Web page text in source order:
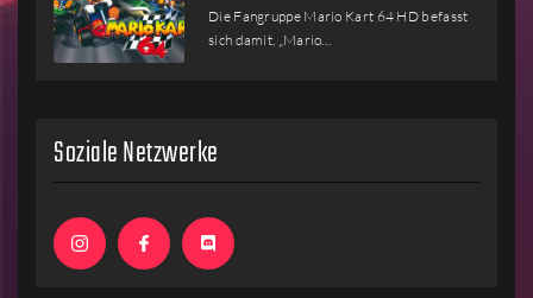
Die Fangruppe Mario Kart 64 HD befasst
sich damit, „Mario…
Soziale Netzwerke